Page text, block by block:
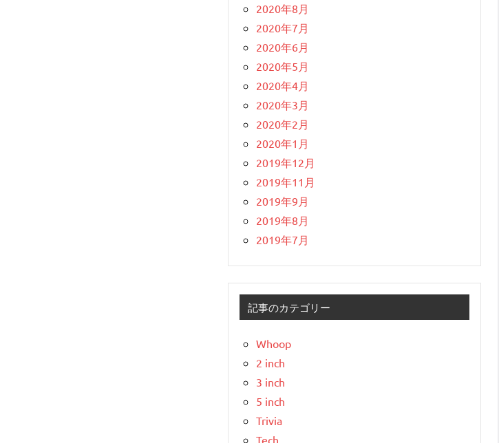
2020年8月
2020年7月
2020年6月
2020年5月
2020年4月
2020年3月
2020年2月
2020年1月
2019年12月
2019年11月
2019年9月
2019年8月
2019年7月
記事のカテゴリー
Whoop
2 inch
3 inch
5 inch
Trivia
Tech